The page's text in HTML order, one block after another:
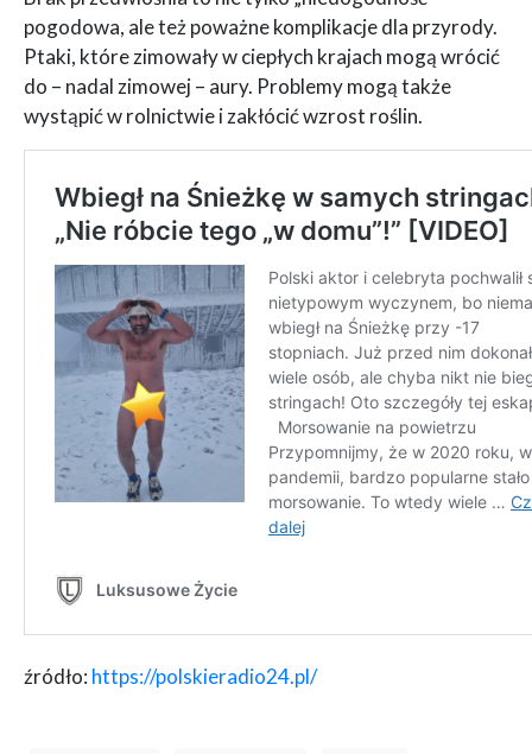
pogodowa, ale też poważne komplikacje dla przyrody.
Ptaki, które zimowały w ciepłych krajach mogą wrócić
do – nadal zimowej – aury. Problemy mogą także
wystąpić w rolnictwie i zakłócić wzrost roślin.
źródło: https://polskieradio24.pl/